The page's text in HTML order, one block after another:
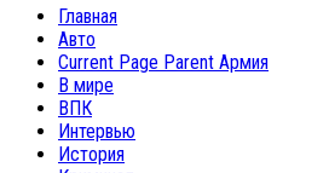
Главная
Авто
Current Page Parent Армия
В мире
ВПК
Интервью
История